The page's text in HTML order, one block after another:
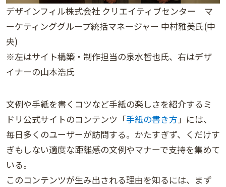
デザインフィル株式会社 クリエイティブセンター マ
ーケティンググループ統括マネージャー 中村雅美氏(中
央)
※左はサイト構築・制作担当の泉水哲也氏、右はデザ
イナーの山本浩氏
文例や手紙を書くコツなど手紙の楽しさを紹介するミ
ドリ公式サイトのコンテンツ「手紙の書き方」には、
毎日多くのユーザーが訪問する。かたすぎず、くだけす
ぎもしない適度な距離感の文例やマナーで支持を集めて
いる。
このコンテンツが生み出される理由を知るには、まず